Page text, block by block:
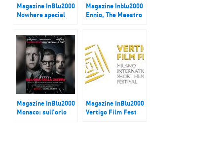
Magazine InBlu2000
Nowhere special
Magazine Inblu2000
Ennio, The Maestro
Magazine InBlu2000
Monaco: sull’orlo
Magazine InBlu2000
Vertigo Film Fest